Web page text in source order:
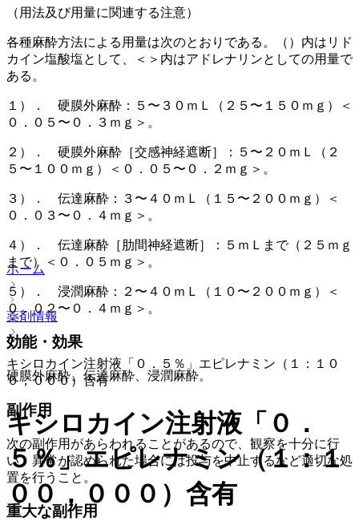
（用法及び用量に関連する注意）
各種麻酔方法による用量は次のとおりである。（）内はリド
カイン塩酸塩として、＜＞内はアドレナリンとしての用量で
ある。
１）． 硬膜外麻酔：５〜３０ｍＬ（２５〜１５０ｍｇ）＜
０．０５〜０．３ｍｇ＞。
２）． 硬膜外麻酔［交感神経遮断］：５〜２０ｍＬ（２
５〜１００ｍｇ）＜０．０５〜０．２ｍｇ＞。
３）． 伝達麻酔：３〜４０ｍＬ（１５〜２００ｍｇ）＜
０．０３〜０．４ｍｇ＞。
４）． 伝達麻酔［肋間神経遮断］：５ｍＬまで（２５ｍｇ
まで）＜０．０５ｍｇ＞。
５）． 浸潤麻酔：２〜４０ｍＬ（１０〜２００ｍｇ）＜
０．０２〜０．４ｍｇ＞。
効能・効果
硬膜外麻酔、伝達麻酔、浸潤麻酔。
副作用
次の副作用があらわれることがあるので、観察を十分に行
い、異常が認められた場合には投与を中止するなど適切な処
置を行うこと。
重大な副作用
ホーム
薬剤情報
キシロカイン注射液「０．５％」エピレナミン（１：１０
０，０００）含有
キシロカイン注射液「０．
５％」エピレナミン（１：１
００，０００）含有